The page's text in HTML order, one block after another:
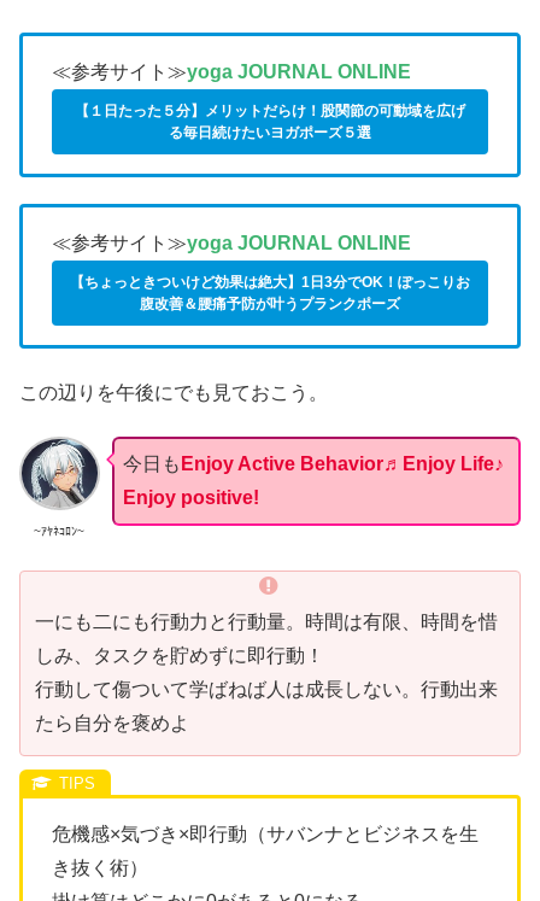
≪参考サイト≫yoga JOURNAL ONLINE
【１日たった５分】メリットだらけ！股関節の可動域を広げ
る毎日続けたいヨガポーズ５選
≪参考サイト≫yoga JOURNAL ONLINE
【ちょっときついけど効果は絶大】1日3分でOK！ぽっこりお
腹改善＆腰痛予防が叶うプランクポーズ
この辺りを午後にでも見ておこう。
~ｱﾔﾈｺﾛﾝ~
今日も Enjoy Active Behavior♬Enjoy Life♪
Enjoy positive!
一にも二にも行動力と行動量。時間は有限、時間を惜
しみ、タスクを貯めずに即行動！
行動して傷ついて学ばねば人は成長しない。行動出来
たら自分を褒めよ
危機感×気づき×即行動（サバンナとビジネスを生
き抜く術）